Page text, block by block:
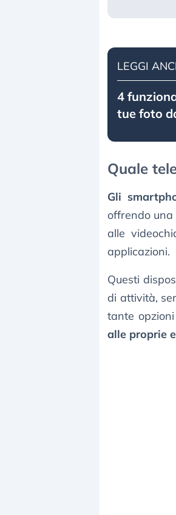
LEGGI
4
tue foto
Quale
Gli
offrendo una
alle
applicazioni.
Questi
di attività,
tante
alle proprie